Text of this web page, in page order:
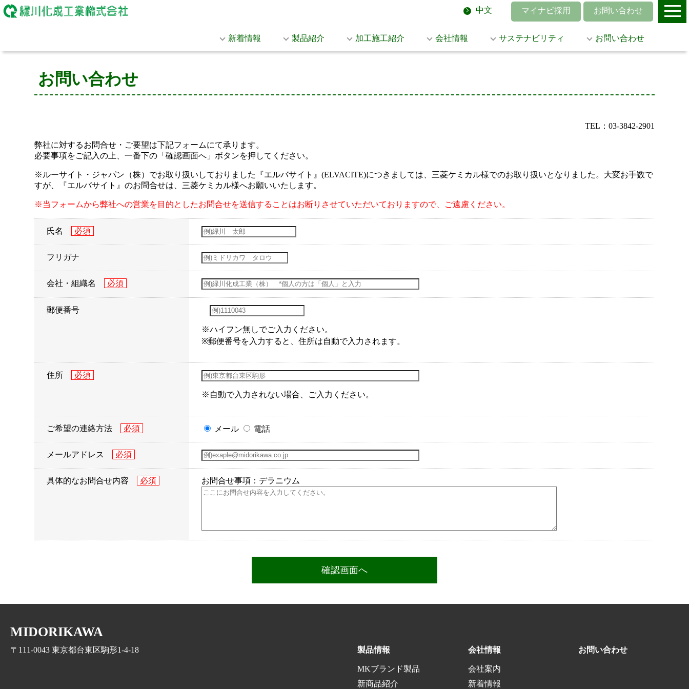
中文 マイナビ採用 お問い合わせ
新着情報 製品紹介 加工施工紹介 会社情報 サステナビリティ お問い合わせ
お問い合わせ
TEL：03-3842-2901
弊社に対するお問合せ・ご要望は下記フォームにて承ります。
必要事項をご記入の上、一番下の「確認画面へ」ボタンを押してください。
※ルーサイト・ジャパン（株）でお取り扱いしておりました『エルバサイト』(ELVACITE)につきましては、三菱ケミカル様でのお取り扱いとなりました。大変お手数で
すが、『エルバサイト』のお問合せは、三菱ケミカル様へお願いいたします。
※当フォームから弊社への営業を目的としたお問合せを送信することはお断りさせていただいておりますので、ご遠慮ください。
氏名
フリガナ
会社・組織名
郵便番号
※ハイフン無しでご入力ください。
※郵便番号を入力すると、住所は自動で入力されます。
住所
※自動で入力されない場合、ご入力ください。
ご希望の連絡方法 メール 電話
メールアドレス
具体的なお問合せ内容 お問合せ事項：デラニウム
MIDORIKAWA
〒111-0043 東京都台東区駒形1-4-18 製品情報
MKブランド製品
新商品紹介
会社情報
会社案内
新着情報
お問い合わせ